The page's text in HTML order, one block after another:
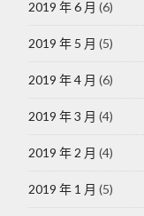
2019 年 6 月 (6)
2019 年 5 月 (5)
2019 年 4 月 (6)
2019 年 3 月 (4)
2019 年 2 月 (4)
2019 年 1 月 (5)